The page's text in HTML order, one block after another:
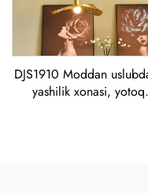
DJS1910 Moddan
yashilik xonasi, yotoq